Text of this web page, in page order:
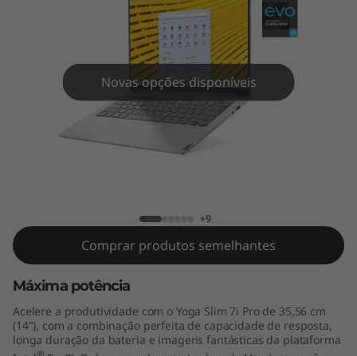
n
Novas opções disponíveis
+9
Comprar produtos semelhantes
Máxima potência
Acelere a produtividade com o Yoga Slim 7i Pro de 35,56 cm
(14"), com a combinação perfeita de capacidade de resposta,
longa duração da bateria e imagens fantásticas da plataforma